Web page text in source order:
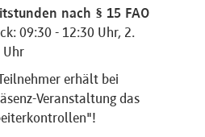
nach § 15 FAO
09:30 - 12:30 Uhr, 2.
Uhr
erhält bei
Veranstaltung das